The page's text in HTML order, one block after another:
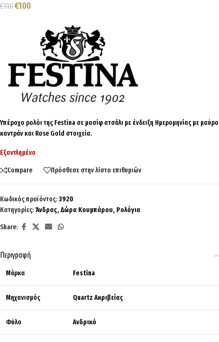
€110€100
Υπέροχο ρολόι της Festina σε μασίφ ατσάλι με ένδειξη Ημερομηνίας με μαύρο
καντράν και Rose Gold στοιχεία.
Εξαντλημένο
Compare Πρόσθεσε στην λίστα επιθυμιών
Κωδικός προϊόντος:3920
Κατηγορίες: Άνδρας,Δώρα Κουμπάρου, Ρολόγια
Share:
Περιγραφή
Μάρκα Festina
Μηχανισμός Quartz Ακριβείας
Φύλο Ανδρικό